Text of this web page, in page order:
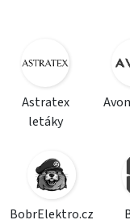
Astratex
letáky
BobrElektro.cz